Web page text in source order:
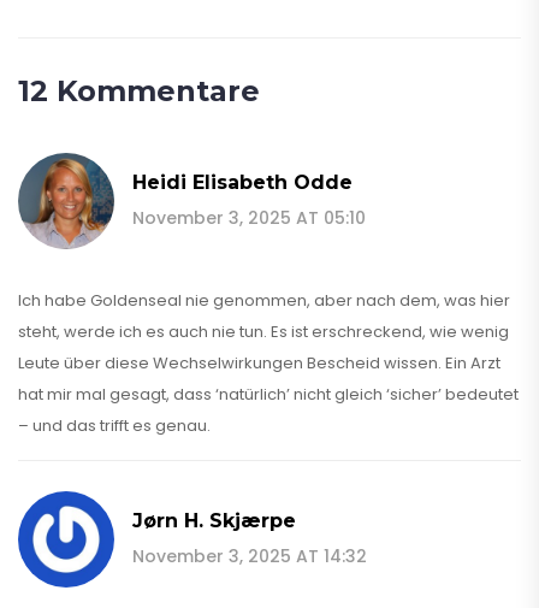
12 Kommentare
Heidi Elisabeth Odde
November 3, 2025 AT 05:10
Ich habe Goldenseal nie genommen, aber nach dem, was hier
steht, werde ich es auch nie tun. Es ist erschreckend, wie wenig
Leute über diese Wechselwirkungen Bescheid wissen. Ein Arzt
hat mir mal gesagt, dass ‘natürlich’ nicht gleich ‘sicher’ bedeutet
– und das trifft es genau.
Jørn H. Skjærpe
November 3, 2025 AT 14:32